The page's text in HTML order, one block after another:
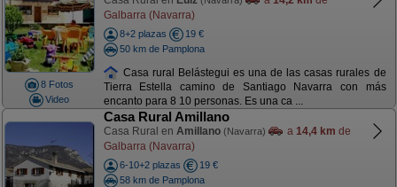
8 Fotos
Video
Galbarra (Navarra)
8+2 plazas
19 €
50 km de Pamplona
Casa rural Belástegui es una de las casas rurales de
Tierra Estella camino de Santiago Navarra con más
encanto para 8 10 personas. Es una ca ...
Casa Rural Amillano
Casa Rural en Amillano (Navarra) a 14,4 km de
Galbarra (Navarra)
6-10+2 plazas
19 €
58 km de Pamplona